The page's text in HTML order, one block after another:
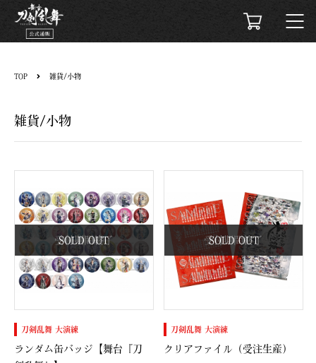
TOP 雑貨/小物
雑貨/小物
受付期間終了
SOLD OUT
刀剣乱舞 大演練
ランダム缶バッジ【舞台『刀
受付期間終了
SOLD OUT
刀剣乱舞 大演練
クリアファイル（受注生産）